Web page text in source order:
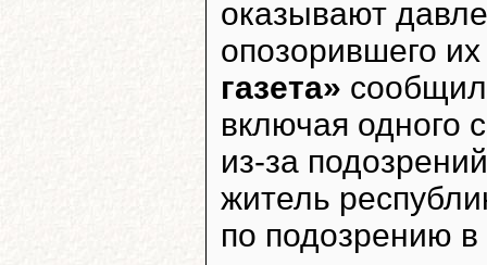
оказывают
опозорившего
газета»
включая одного
из-за
житель
по подозрению